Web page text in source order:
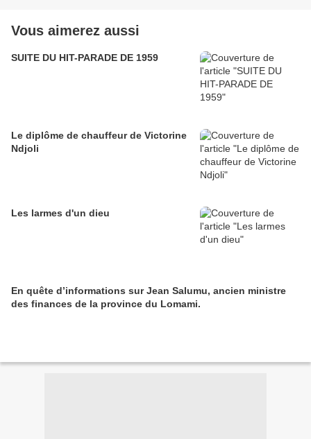
Vous aimerez aussi
SUITE DU HIT-PARADE DE 1959
Le diplôme de chauffeur de Victorine
Ndjoli
Les larmes d'un dieu
En quête d’informations sur Jean Salumu, ancien ministre
des finances de la province du Lomami.